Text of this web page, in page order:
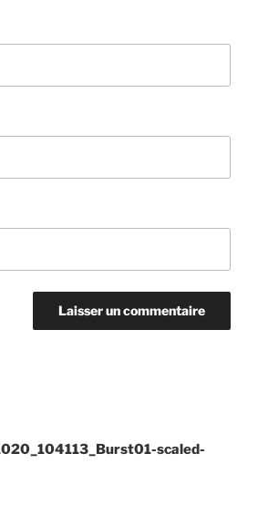
scaled-